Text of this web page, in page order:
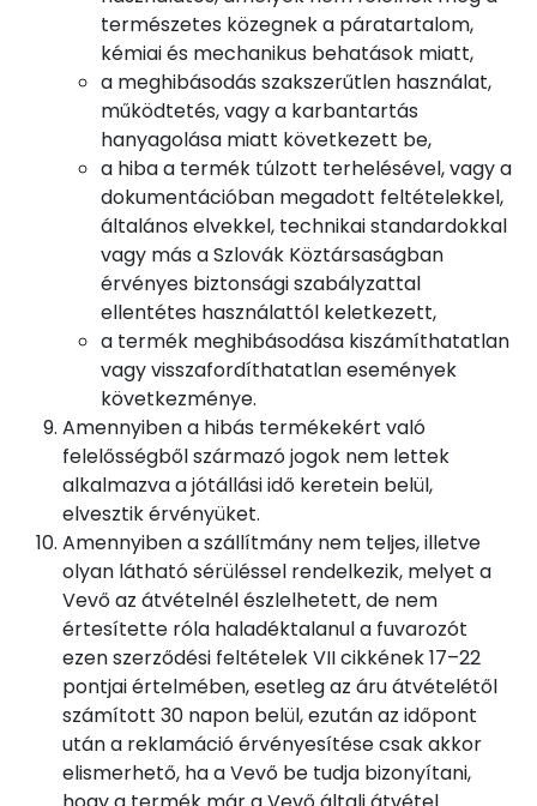
természetes közegnek a páratartalom,
kémiai és mechanikus behatások miatt,
a meghibásodás szakszerűtlen használat,
működtetés, vagy a karbantartás
hanyagolása miatt következett be,
a hiba a termék túlzott terhelésével, vagy a
dokumentációban megadott feltételekkel,
általános elvekkel, technikai standardokkal
vagy más a Szlovák Köztársaságban
érvényes biztonsági szabályzattal
ellentétes használattól keletkezett,
a termék meghibásodása kiszámíthatatlan
vagy visszafordíthatatlan események
következménye.
Amennyiben a hibás termékekért való
felelősségből származó jogok nem lettek
alkalmazva a jótállási idő keretein belül,
elvesztik érvényüket.
Amennyiben a szállítmány nem teljes, illetve
olyan látható sérüléssel rendelkezik, melyet a
Vevő az átvételnél észlelhetett, de nem
értesítette róla haladéktalanul a fuvarozót
ezen szerződési feltételek VII cikkének 17–22
pontjai értelmében, esetleg az áru átvételétől
számított 30 napon belül, ezután az időpont
után a reklamáció érvényesítése csak akkor
elismerhető, ha a Vevő be tudja bizonyítani,